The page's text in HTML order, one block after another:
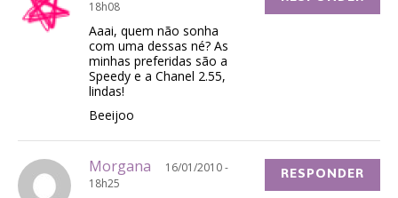
18h08
Aaai, quem não sonha
com uma dessas né? As
minhas preferidas são a
Speedy e a Chanel 2.55,
lindas!
Beeijoo
Morgana
16/01/2010 -
18h25
RESPONDER